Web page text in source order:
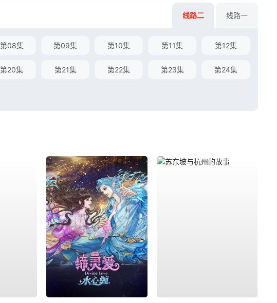
线路二 线路一
第08集 第09集 第10集 第11集 第12集
第20集 第21集 第22集 第23集 第24集